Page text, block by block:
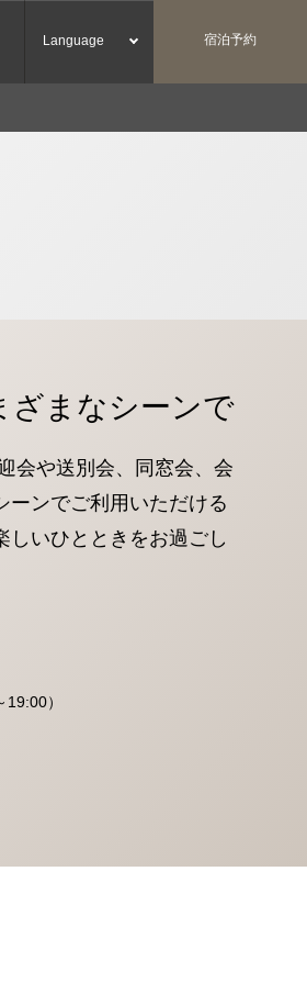
Language 宿泊予約
ざまなシーンで
会や送別会、同窓会、会
ーンでご利用いただける
しいひとときをお過ごし
19:00）
索